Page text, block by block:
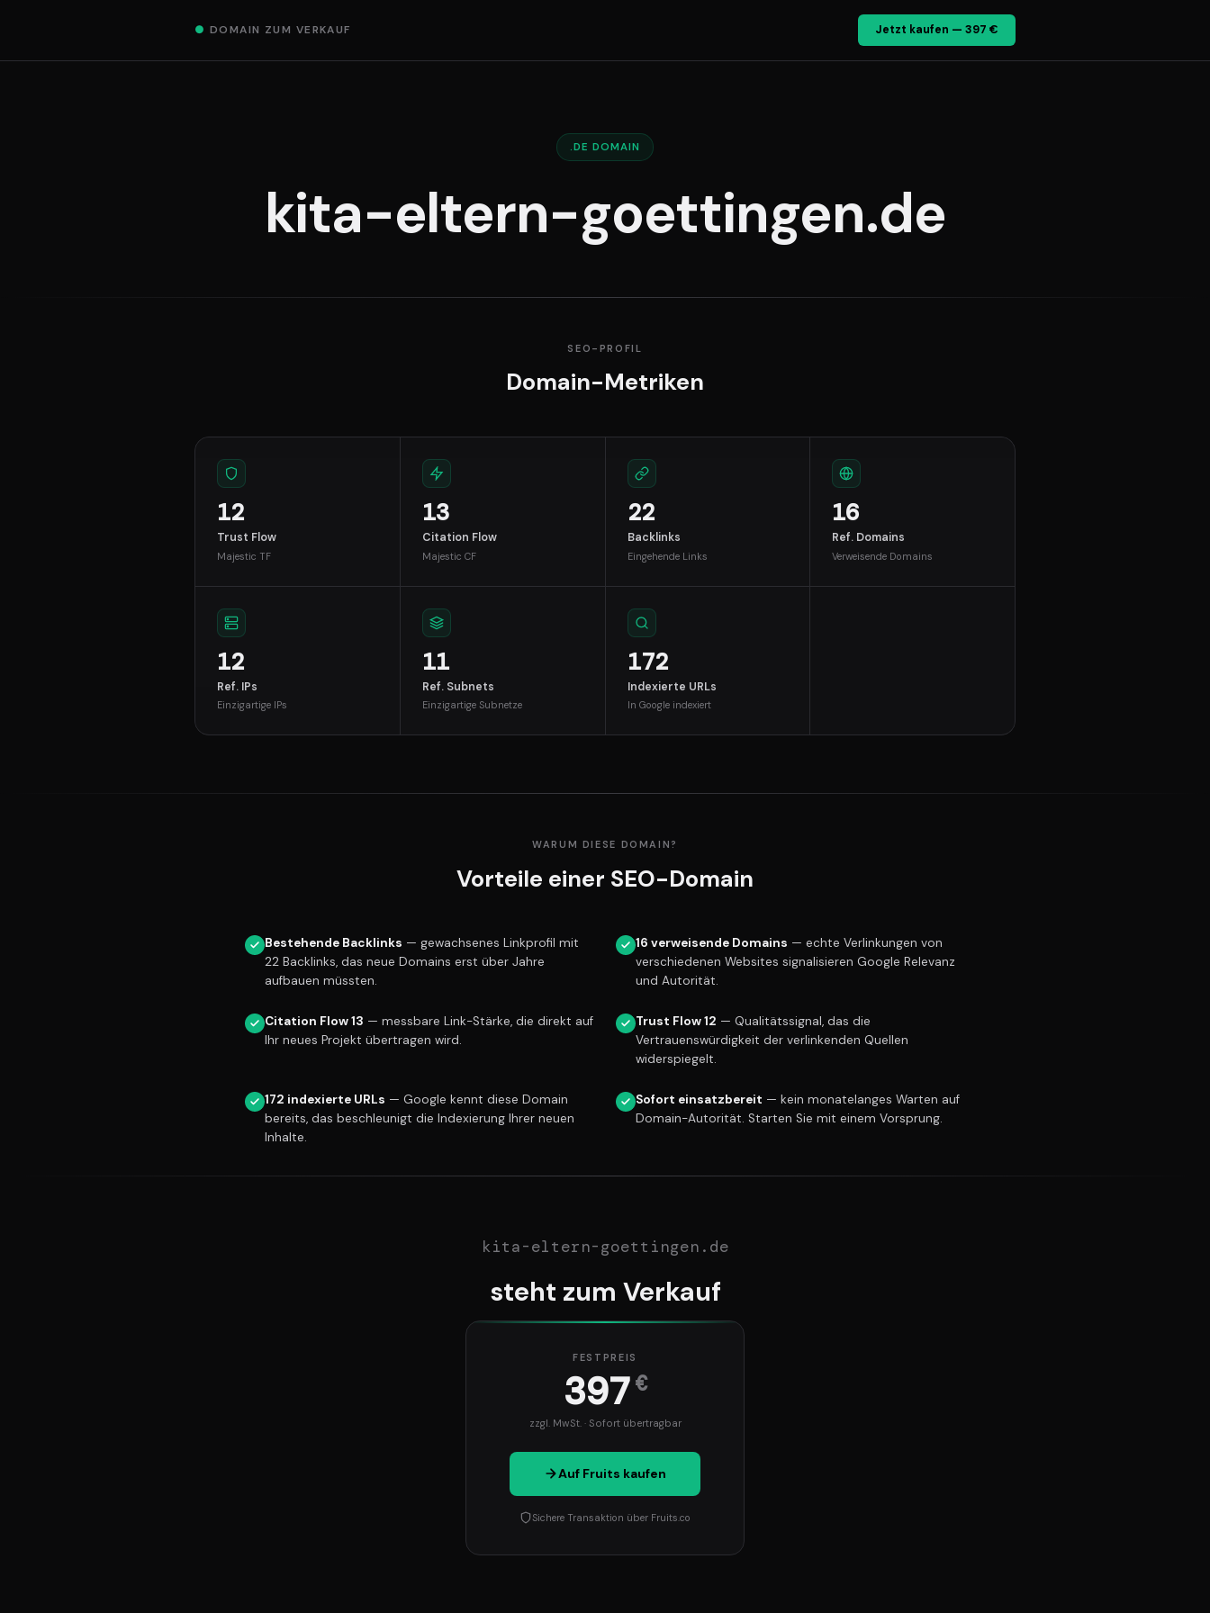
● DOMAIN ZUM VERKAUF Jetzt kaufen — 397 €
.DE DOMAIN
kita-eltern-goettingen.de
SEO-PROFIL
Domain-Metriken
12
Trust Flow
Majestic TF
13
Citation Flow
Majestic CF
22
Backlinks
Eingehende Links
16
Ref. Domains
Verweisende Domains
12
Ref. IPs
Einzigartige IPs
11
Ref. Subnets
Einzigartige Subnetze
172
Indexierte URLs
In Google indexiert
WARUM DIESE DOMAIN?
Vorteile einer SEO-Domain
Bestehende Backlinks — gewachsenes Linkprofil mit
22 Backlinks, das neue Domains erst über Jahre
aufbauen müssten.
16 verweisende Domains — echte Verlinkungen von
verschiedenen Websites signalisieren Google Relevanz
und Autorität.
Citation Flow 13 — messbare Link-Stärke, die direkt auf
Ihr neues Projekt übertragen wird.
Trust Flow 12 — Qualitätssignal, das die
Vertrauenswürdigkeit der verlinkenden Quellen
widerspiegelt.
172 indexierte URLs — Google kennt diese Domain
bereits, das beschleunigt die Indexierung Ihrer neuen
Inhalte.
Sofort einsatzbereit — kein monatelanges Warten auf
Domain-Autorität. Starten Sie mit einem Vorsprung.
kita-eltern-goettingen.de
steht zum Verkauf
FESTPREIS
397 €
zzgl. MwSt. · Sofort übertragbar
Auf Fruits kaufen
Sichere Transaktion über Fruits.co